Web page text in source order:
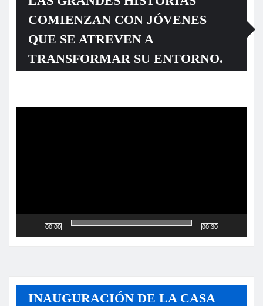
COMIENZAN CON JÓVENES
QUE SE ATREVEN A
TRANSFORMAR SU ENTORNO.
00:00 00:30
INAUGURACIÓN DE LA CASA